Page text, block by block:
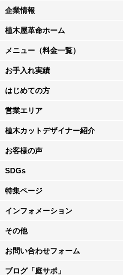
企業情報
植木屋革命ホーム
メニュー（料金一覧）
お手入れ実績
はじめての方
営業エリア
植木カットデザイナー紹介
お客様の声
SDGs
特集ページ
インフォメーション
その他
お問い合わせフォーム
ブログ「庭サポ」